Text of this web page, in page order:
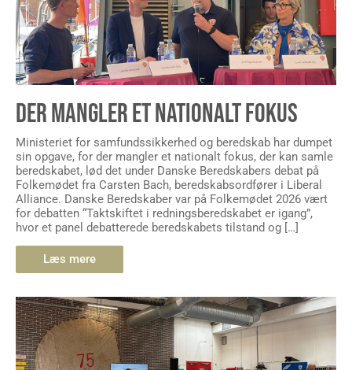
DER MANGLER ET NATIONALT FOKUS
Ministeriet for samfundssikkerhed og beredskab har dumpet
beredskabet, lød det under Danske Beredskabers debat på
Folkemødet fra Carsten Bach, beredskabsordfører i Liberal
Alliance. Danske Beredskaber var på Folkemødet 2026 vært
for debatten “Taktskiftet i redningsberedskabet er igang”,
hvor et panel debatterede beredskabets tilstand og […]
Læs mere